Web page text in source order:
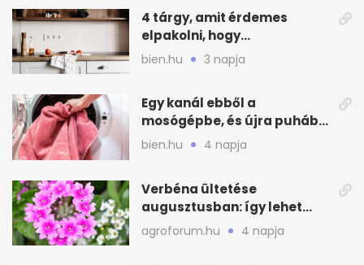
4 tárgy, amit érdemes
elpakolni, hogy
hűvösebbnek tűnjön a lakás
bien.hu 3 napja
Egy kanál ebből a
mosógépbe, és újra puhább
lesz a törölköző
bien.hu 4 napja
Verbéna ültetése
augusztusban: így lehet
még idén virágos a kert
agroforum.hu 4 napja